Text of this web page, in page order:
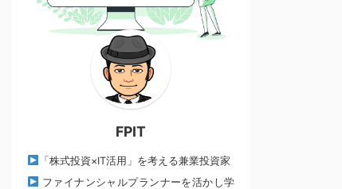
FPIT
「株式投資×IT活用」を考える兼業投資家
ファイナンシャルプランナーを活かし学